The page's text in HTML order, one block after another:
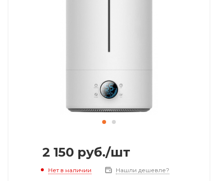
2 150 руб./шт
Нет в наличии Нашли дешевле?